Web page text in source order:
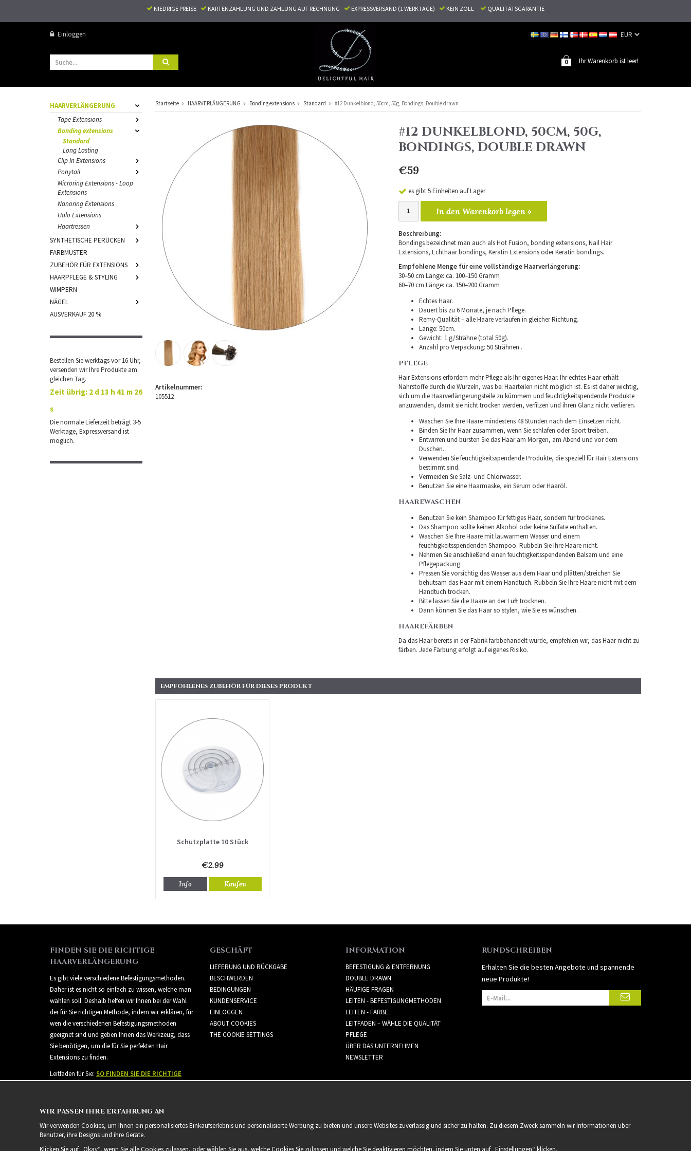
NIEDRIGE PREISE KARTENZAHLUNG UND ZAHLUNG AUF RECHNUNG EXPRESSVERSAND (1 WERKTAGE) KEIN ZOLL QUALITÄTSGARANTIE
Einloggen
Ihr Warenkorb ist leer!
0
HAARVERLÄNGERUNG
Tape Extensions
Bonding extensions
Standard
Long Lasting
Clip In Extensions
Ponytail
Microring Extensions - Loop
Extensions
Nanoring Extensions
Halo Extensions
Haartressen
SYNTHETISCHE PERÜCKEN
FARBMUSTER
ZUBEHÖR FÜR EXTENSIONS
HAARPFLEGE & STYLING
WIMPERN
NÄGEL
AUSVERKAUF 20 %
Bestellen Sie werktags vor 16 Uhr,
versenden wir Ihre Produkte am
gleichen Tag.
Zeit übrig: 2 d 13 h 41 m 26
s
Die normale Lieferzeit beträgt 3-5
Werktage, Expressversand ist
möglich.
Startseite HAARVERLÄNGERUNG Bonding extensions Standard #12 Dunkelblond, 50cm, 50g, Bondings, Double drawn
#12 DUNKELBLOND, 50CM, 50G,
BONDINGS, DOUBLE DRAWN
€59
es gibt 5 Einheiten auf Lager
In den Warenkorb legen »
Beschreibung:
Bondings bezeichnet man auch als Hot Fusion, bonding extensions, Nail Hair
Extensions, Echthaar bondings, Keratin Extensions oder Keratin bondings.
Empfohlene Menge für eine vollständige Haarverlängerung:
30–50 cm Länge: ca. 100–150 Gramm
60–70 cm Länge: ca. 150–200 Gramm
Echtes Haar.
Dauert bis zu 6 Monate, je nach Pflege.
Remy-Qualität – alle Haare verlaufen in gleicher Richtung.
Länge: 50cm.
Gewicht: 1 g/Strähne (total 50g).
Anzahl pro Verpackung: 50 Strähnen .
PFLEGE
Hair Extensions erfordern mehr Pflege als Ihr eigenes Haar. Ihr echtes Haar erhält
Nährstoffe durch die Wurzeln, was bei Haarteilen nicht möglich ist. Es ist daher wichtig,
sich um die Haarverlängerungsteile zu kümmern und feuchtigkeitspendende Produkte
anzuwenden, damit sie nicht trocken werden, verfilzen und ihren Glanz nicht verlieren.
Waschen Sie Ihre Haare mindestens 48 Stunden nach dem Einsetzen nicht.
Binden Sie Ihr Haar zusammen, wenn Sie schlafen oder Sport treiben.
Entwirren und bürsten Sie das Haar am Morgen, am Abend und vor dem
Duschen.
Verwenden Sie feuchtigkeitsspendende Produkte, die speziell für Hair Extensions
bestimmt sind.
Vermeiden Sie Salz- und Chlorwasser.
Benutzen Sie eine Haarmaske, ein Serum oder Haaröl.
HAAREWASCHEN
Benutzen Sie kein Shampoo für fettiges Haar, sondern für trockenes.
Das Shampoo sollte keinen Alkohol oder keine Sulfate enthalten.
Waschen Sie Ihre Haare mit lauwarmem Wasser und einem
feuchtigkeitsspendenden Shampoo. Rubbeln Sie Ihre Haare nicht.
Nehmen Sie anschließend einen feuchtigkeitsspendenden Balsam und eine
Pflegepackung.
Pressen Sie vorsichtig das Wasser aus dem Haar und plätten/streichen Sie
behutsam das Haar mit einem Handtuch. Rubbeln Sie Ihre Haare nicht mit dem
Handtuch trocken.
Bitte lassen Sie die Haare an der Luft trocknen.
Dann können Sie das Haar so stylen, wie Sie es wünschen.
HAAREFÄRBEN
Da das Haar bereits in der Fabrik farbbehandelt wurde, empfehlen wir, das Haar nicht zu
färben. Jede Färbung erfolgt auf eigenes Risiko.
Artikelnummer:
105512
EMPFOHLENES ZUBEHÖR FÜR DIESES PRODUKT
Schutzplatte 10 Stück
€2.99
Info Kaufen
FINDEN SIE DIE RICHTIGE
HAARVERLÄNGERUNG
Es gibt viele verschiedene Befestigungsmethoden.
Daher ist es nicht so einfach zu wissen, welche man
wählen soll. Deshalb helfen wir Ihnen bei der Wahl
der für Sie richtigen Methode, indem wir erklären, für
wen die verschiedenen Befestigungsmethoden
geeignet sind und geben Ihnen das Werkzeug, dass
Sie benötigen, um die für Sie perfekten Hair
Extensions zu finden.
Leitfaden für Sie: SO FINDEN SIE DIE RICHTIGE
GESCHÄFT
LIEFERUNG UND RÜCKGABE
BESCHWERDEN
BEDINGUNGEN
KUNDENSERVICE
EINLOGGEN
ABOUT COOKIES
THE COOKIE SETTINGS
INFORMATION
BEFESTIGUNG & ENTFERNUNG
DOUBLE DRAWN
HÄUFIGE FRAGEN
LEITEN - BEFESTIGUNGMETHODEN
LEITEN - FARBE
LEITFADEN – WÄHLE DIE QUALITÄT
PFLEGE
ÜBER DAS UNTERNEHMEN
NEWSLETTER
RUNDSCHREIBEN
Erhalten Sie die besten Angebote und spannende
neue Produkte!
WIR PASSEN IHRE ERFAHRUNG AN
Wir verwenden Cookies, um Ihnen ein personalisiertes Einkaufserlebnis und personalisierte Werbung zu bieten und unsere Websites zuverlässig und sicher zu halten. Zu diesem Zweck sammeln wir Informationen über
Benutzer, ihre Designs und ihre Geräte.
Klicken Sie auf „Okay“, wenn Sie alle Cookies zulassen, oder wählen Sie aus, welche Cookies Sie zulassen und welche Sie deaktivieren möchten, indem Sie unten auf „Einstellungen“ klicken.